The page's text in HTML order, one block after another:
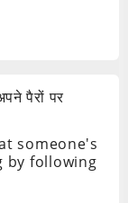
पैरों पर
someone's
by following